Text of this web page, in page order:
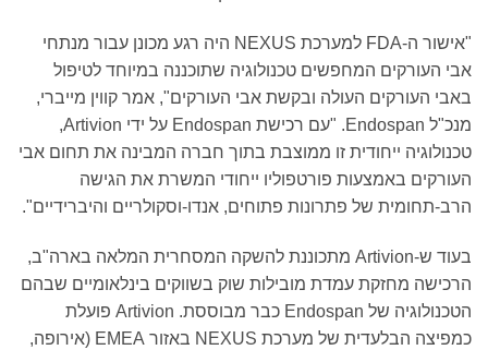
"אישור ה-FDA למערכת NEXUS היה רגע מכונן עבור מנתחי
אבי העורקים המחפשים טכנולוגיה שתוכננה במיוחד לטיפול
באבי העורקים העולה ובקשת אבי העורקים", אמר קווין מייברי,
מנכ"ל Endospan. "עם רכישת Endospan על ידי Artivion,
טכנולוגיה ייחודית זו ממוצבת בתוך חברה המבינה את תחום אבי
העורקים באמצעות פורטפוליו ייחודי המשרת את הגישה
הרב-תחומית של פתרונות פתוחים, אנדו-וסקולריים והיברידיים".
בעוד ש-Artivion מתכוננת להשקה המסחרית המלאה בארה"ב,
הרכישה מחזקת עמדת מובילות שוק בשווקים בינלאומיים שבהם
הטכנולוגיה של Endospan כבר מבוססת. Artivion פועלת
כמפיצה הבלעדית של מערכת NEXUS באזור EMEA (אירופה,